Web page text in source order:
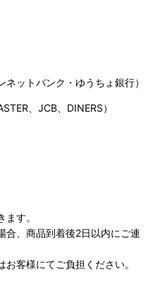
ットバンク・ゆうちょ銀行）
、JCB、DINERS）
す。
合、商品到着後2日以内にご連
お客様にてご負担ください。